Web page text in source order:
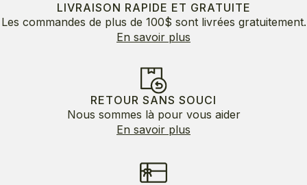
LIVRAISON RAPIDE ET GRATUITE
Les commandes de plus de 100$ sont livrées gratuitement.
En savoir plus
RETOUR SANS SOUCI
Nous sommes là pour vous aider
En savoir plus